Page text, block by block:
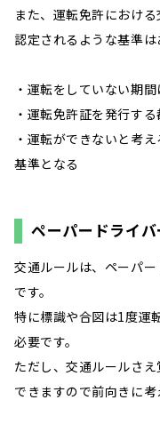
また、運転免許におけ
認定されるような基準は
・運転をしていない期
・運転免許証を発行す
・運転ができないと考
基準となる
ペーパードライ
交通ルールは、ペーパ
です。
特に標識や合図は1度運
必要です。
ただし、交通ルールさ
できますので前向きに考